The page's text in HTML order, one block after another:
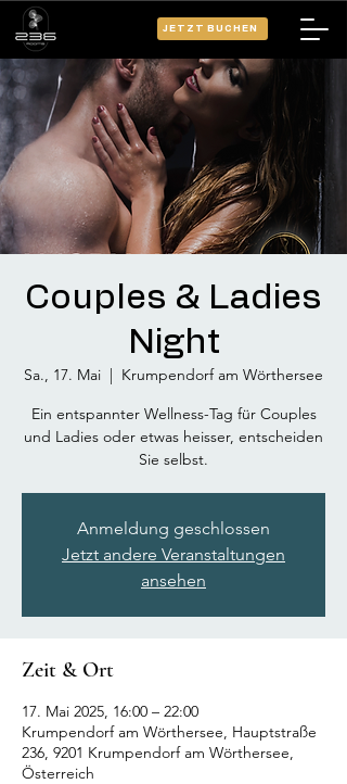
JETZT BUCHEN
Couples & Ladies
Night
Sa., 17. Mai
  |
Krumpendorf am Wörthersee
Ein entspannter Wellness-Tag für Couples
und Ladies oder etwas heisser, entscheiden
Sie selbst.
Anmeldung geschlossen
Jetzt andere Veranstaltungen
ansehen
Zeit & Ort
17. Mai 2025, 16:00 – 22:00
Krumpendorf am Wörthersee, Hauptstraße
236, 9201 Krumpendorf am Wörthersee,
Österreich